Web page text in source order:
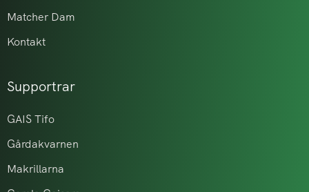
Matcher Dam
Kontakt
Supportrar
GAIS Tifo
Gårdakvarnen
Makrillarna